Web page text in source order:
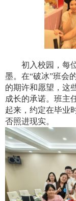
初入校园，每
墨。在“破冰”班会
的期许和愿望，这
成长的承诺。班主
起来，约定在毕业
否照进现实。